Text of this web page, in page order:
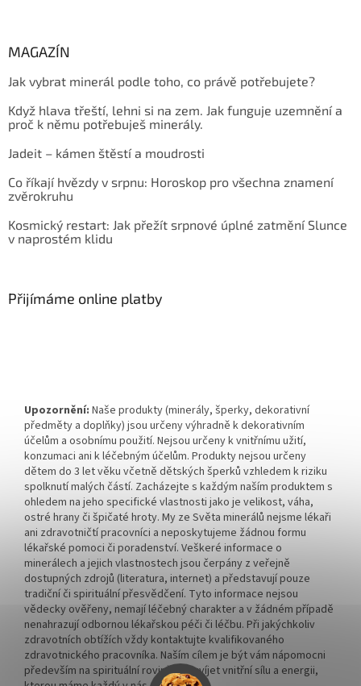
MAGAZÍN
Jak vybrat minerál podle toho, co právě potřebujete?
Když hlava třeští, lehni si na zem. Jak funguje uzemnění a
proč k němu potřebuješ minerály.
Jadeit – kámen štěstí a moudrosti
Co říkají hvězdy v srpnu: Horoskop pro všechna znamení
zvěrokruhu
Kosmický restart: Jak přežít srpnové úplné zatmění Slunce
v naprostém klidu
Přijímáme online platby
Upozornění: Naše produkty (minerály, šperky, dekorativní
předměty a doplňky) jsou určeny výhradně k dekorativním
účelům a osobnímu použití. Nejsou určeny k vnitřnímu užití,
konzumaci ani k léčebným účelům. Produkty nejsou určeny
dětem do 3 let věku včetně dětských šperků vzhledem k riziku
spolknutí malých částí. Zacházejte s každým naším produktem s
ohledem na jeho specifické vlastnosti jako je velikost, váha,
ostré hrany či špičaté hroty. My ze Světa minerálů nejsme lékaři
ani zdravotničtí pracovníci a neposkytujeme žádnou formu
lékařské pomoci či poradenství. Veškeré informace o
minerálech a jejich vlastnostech jsou čerpány z veřejně
dostupných zdrojů (literatura, internet) a představují pouze
tradiční či spirituální přesvědčení. Tyto informace nejsou
vědecky ověřeny, nemají léčebný charakter a v žádném případě
nenahrazují odbornou lékařskou péči či léčbu. Při jakýchkoliv
zdravotních obtížích vždy kontaktujte kvalifikovaného
zdravotnického pracovníka. Naším cílem je být vám nápomocni
především na spirituální rovině a rozvíjet vnitřní sílu a energii,